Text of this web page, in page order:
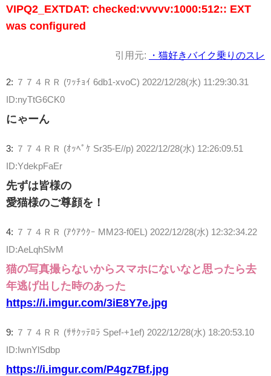
VIPQ2_EXTDAT: checked:vvvvv:1000:512:: EXT
was configured
引用元: ・猫好きバイク乗りのスレ
2: ７７４ＲＲ (ﾜｯﾁｮｲ 6db1-xvoC) 2022/12/28(水) 11:29:30.31
ID:nyTtG6CK0
にゃーん
3: ７７４ＲＲ (ｵｯﾍﾟｹ Sr35-E//p) 2022/12/28(水) 12:26:09.51
ID:YdekpFaEr
先ずは皆様の
愛猫様のご尊顔を！
4: ７７４ＲＲ (ｱｳｱｳｸｰ MM23-f0EL) 2022/12/28(水) 12:32:34.22
ID:AeLqhSlvM
猫の写真撮らないからスマホにないなと思ったら去
年逃げ出した時のあった
https://i.imgur.com/3iE8Y7e.jpg
9: ７７４ＲＲ (ｻｻｸｯﾃﾛﾗ Spef-+1ef) 2022/12/28(水) 18:20:53.10
ID:IwnYlSdbp
https://i.imgur.com/P4gz7Bf.jpg